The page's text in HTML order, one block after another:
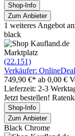
Shop-Info
Zum Anbieter
1 weiteres Angebot
black
Marktplatz
(22.151)
Verkäufer:
749,90 €* ab 0,00 €
Lieferzeit: 2-3
Jetzt bestellen!
Shop-Info
Zum Anbieter
Black Chrome